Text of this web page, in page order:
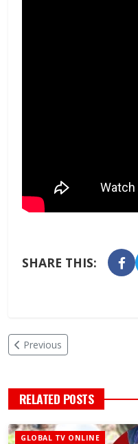
SHARE THIS:
Previous
RELATED POSTS
GLOBAL TV ONLINE